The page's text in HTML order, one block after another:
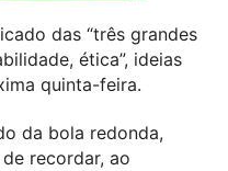
das “três grandes
ética”, ideias
quinta-feira.
da bola redonda,
recordar, ao